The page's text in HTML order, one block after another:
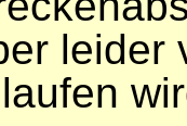
leider